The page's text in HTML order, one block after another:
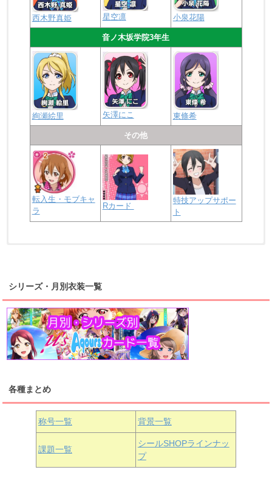
西木野真姫 星空凛 小泉花陽
音ノ木坂学院3年生
絢瀬絵里 矢澤にこ 東條希
その他
転入生・モブキャ
ラ
Rカード
特技アップサポー
ト
桜内梨子 高海千歌 渡辺曜
浦の星女学院1年生
津島善子 黒澤ルビィ
浦の星女学院3年生
上原歩夢 宮下愛 優木せつ菜
虹ヶ咲学園1年生
中須かすみ 天王寺璃奈
シリーズ・月別衣装一覧
各種まとめ
称号一覧 背景一覧
課題一覧
シールSHOPラインナッ
プ